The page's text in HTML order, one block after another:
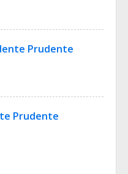
Prudente
Prudente